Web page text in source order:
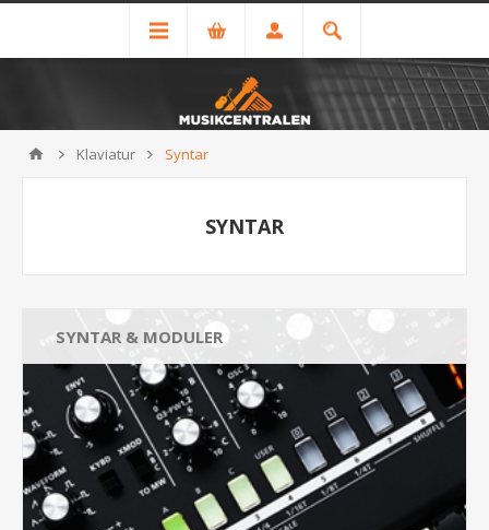
Klaviatur Syntar
SYNTAR
SYNTAR & MODULER